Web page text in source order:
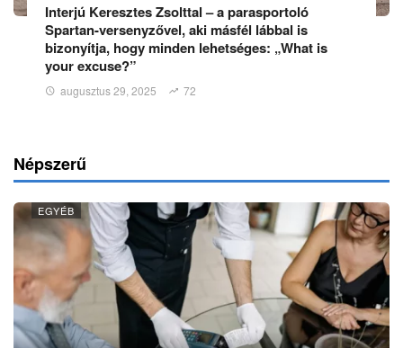
Interjú Keresztes Zsolttal – a parasportoló
Spartan-versenyzővel, aki másfél lábbal is
bizonyítja, hogy minden lehetséges: „What is
your excuse?”
augusztus 29, 2025 72
Népszerű
EGYÉB